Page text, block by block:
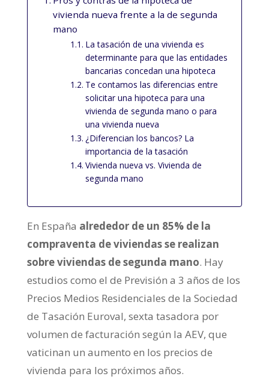
vivienda nueva frente a la de segunda
mano
La tasación de una vivienda es
determinante para que las entidades
bancarias concedan una hipoteca
Te contamos las diferencias entre
solicitar una hipoteca para una
vivienda de segunda mano o para
una vivienda nueva
¿Diferencian los bancos? La
importancia de la tasación
Vivienda nueva vs. Vivienda de
segunda mano
En España alrededor de un 85% de la
compraventa de viviendas se realizan
sobre viviendas de segunda mano. Hay
estudios como el de Previsión a 3 años de los
Precios Medios Residenciales de la Sociedad
de Tasación Euroval, sexta tasadora por
volumen de facturación según la AEV, que
vaticinan un aumento en los precios de
vivienda para los próximos años.